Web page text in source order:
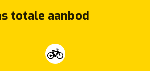
totale aanbod